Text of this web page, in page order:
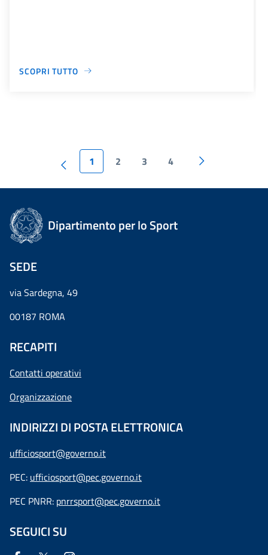
SCOPRI TUTTO
1 2 3 4
Dipartimento per lo Sport
SEDE
via Sardegna, 49
00187 ROMA
RECAPITI
Contatti operativi
Organizzazione
INDIRIZZI DI POSTA ELETTRONICA
ufficiosport@governo.it
PEC: ufficiosport@pec.governo.it
PEC PNRR: pnrrsport@pec.governo.it
SEGUICI SU